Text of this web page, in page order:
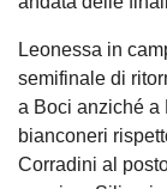
Leonessa in
semifinale di
a Boci anziché a
bianconeri
Corradini al